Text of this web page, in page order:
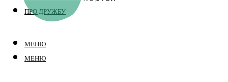
ПРО ДРУЖБУ
МЕНЮ
МЕНЮ